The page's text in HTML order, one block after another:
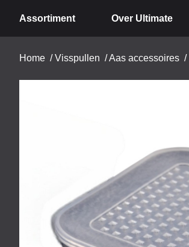
Assortiment Over Ultimate
Home /Visspullen /Aas accessoires /